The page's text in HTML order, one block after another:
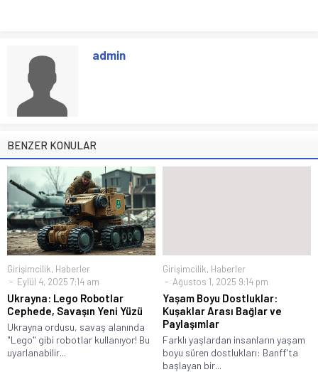
admin
BENZER KONULAR
Girişimcilik, Haberler
Eylül 4, 2025 7:14 am
Ukrayna: Lego Robotlar
Cephede, Savaşın Yeni Yüzü
Ukrayna ordusu, savaş alanında
"Lego" gibi robotlar kullanıyor! Bu
uyarlanabilir...
Girişimcilik, Haberler
Ağustos 1, 2025 9:14 pm
Yaşam Boyu Dostluklar:
Kuşaklar Arası Bağlar ve
Paylaşımlar
Farklı yaşlardan insanların yaşam
boyu süren dostlukları: Banff'ta
başlayan bir...